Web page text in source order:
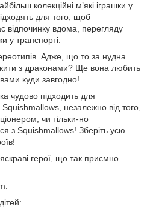
колекційні м’які іграшки у
для того, щоб
відпочинку вдома, перегляду
у транспорті.
Адже, що то за нудна
з драконами? Ще вона любить
куди завгодно!
чудово підходить для
Squishmallows, незалежно від того,
чи тільки-но
з Squishmallows! Зберіть усю
герої, що так приємно